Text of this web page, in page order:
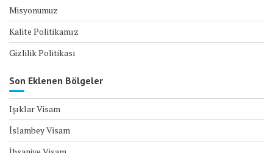
Misyonumuz
Kalite Politikamız
Gizlilik Politikası
Son Eklenen Bölgeler
Işıklar Visam
İslambey Visam